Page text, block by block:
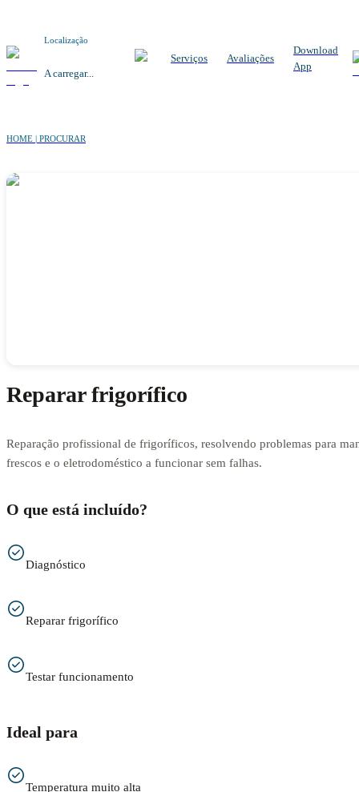
Localização
A carregar...
Serviços Avaliações
Download
App
HOME | PROCURAR
Reparar frigorífico
Reparação profissional de frigoríficos, resolvendo problemas para
frescos e o eletrodoméstico a funcionar sem falhas.
O que está incluído?
Diagnóstico
Reparar frigorífico
Testar funcionamento
Ideal para
Temperatura muito alta